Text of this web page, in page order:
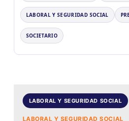
LABORAL Y SEGURIDAD SOCIAL
SOCIETARIO
LABORAL Y SEGURIDAD SOCIAL
LABORAL Y SEGURIDAD SOCIAL